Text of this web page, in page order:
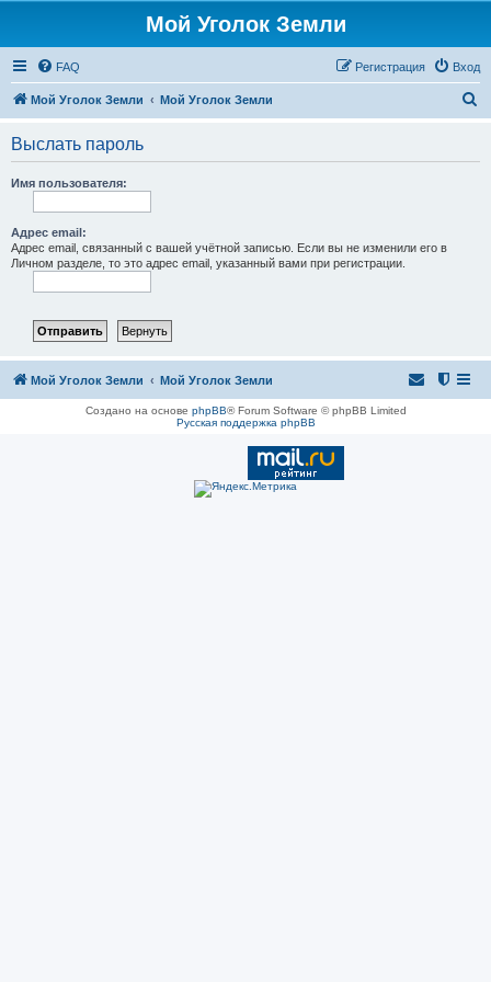
Мой Уголок Земли
FAQ Вход
Регистрация
Мой Уголок Земли Мой Уголок Земли
Выслать пароль
Имя пользователя:
Адрес email:
Адрес email, связанный с вашей учётной записью. Если вы не изменили его в
Личном разделе, то это адрес email, указанный вами при регистрации.
Мой Уголок Земли Мой Уголок Земли
Создано на основе phpBB® Forum Software © phpBB Limited
Русская поддержка phpBB